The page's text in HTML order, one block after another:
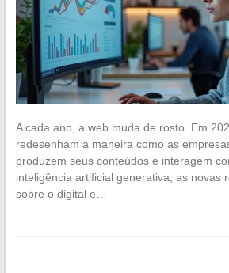
A cada ano, a web muda de rosto. Em
redesenham a maneira como as
produzem seus conteúdos e interagem
inteligência artificial generativa, as novas
sobre o digital e…